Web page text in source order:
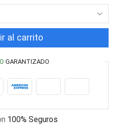
al carrito
GARANTIZADO
100% Seguros